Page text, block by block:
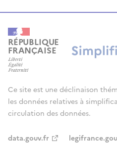
RÉPUBLIQUE
FRANÇAISE
Ce site est une déclinaison
les données relatives à
circulation des données.
data.gouv.fr